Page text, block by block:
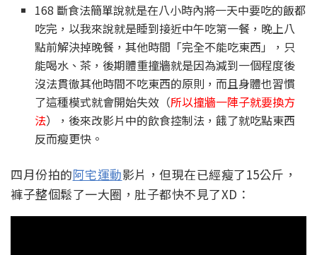
168 斷食法簡單說就是在八小時內將一天中要吃的飯都
吃完，以我來說就是睡到接近中午吃第一餐，晚上八
點前解決掉晚餐，其他時間「完全不能吃東西」，只
能喝水、茶，後期體重撞牆就是因為減到一個程度後
沒法貫徹其他時間不吃東西的原則，而且身體也習慣
了這種模式就會開始失效（所以撞牆一陣子就要換方
法），後來改影片中的飲食控制法，餓了就吃點東西
反而瘦更快。
四月份拍的阿宅運動影片，但現在已經瘦了15公斤，
褲子整個鬆了一大圈，肚子都快不見了XD：